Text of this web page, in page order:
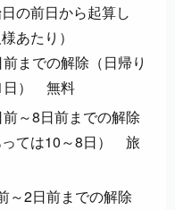
の前日から起算し
あたり）
までの解除（日帰り
日） 無料
～8日前までの解除
っては10～8日） 旅
～2日前までの解除